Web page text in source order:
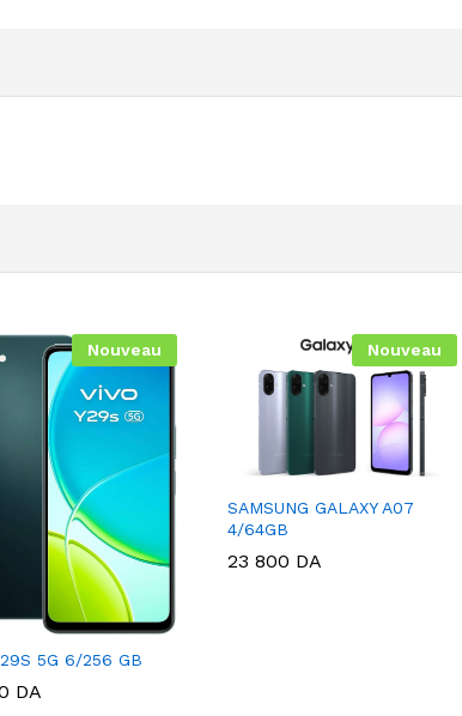
Nouveau
5G 6/256 GB
DA
Nouveau
SAMSUNG GALAXY A07
4/64GB
23 800 DA